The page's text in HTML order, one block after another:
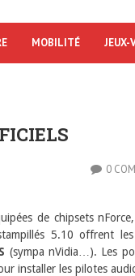
MOBILITÉ JEUX-
0
de chipsets
5.10 offrent
(sympa nVidia…). Les
installer les pilotes